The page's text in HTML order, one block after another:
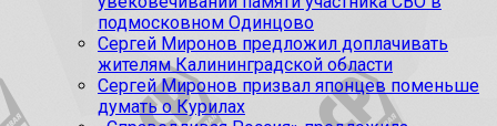
подмосковном Одинцово
Сергей Миронов предложил доплачивать
жителям Калининградской области
Сергей Миронов призвал японцев поменьше
думать о Курилах